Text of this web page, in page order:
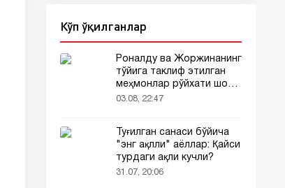
Кўп ўқилганлар
Роналду ва Жоржинанинг
тўйига таклиф этилган
меҳмонлар рўйхати шов-
шувда
03.08, 22:47
Туғилган санаси бўйича
"энг ақлли" аёллар: Қайси
турдаги ақли кучли?
31.07, 20:06